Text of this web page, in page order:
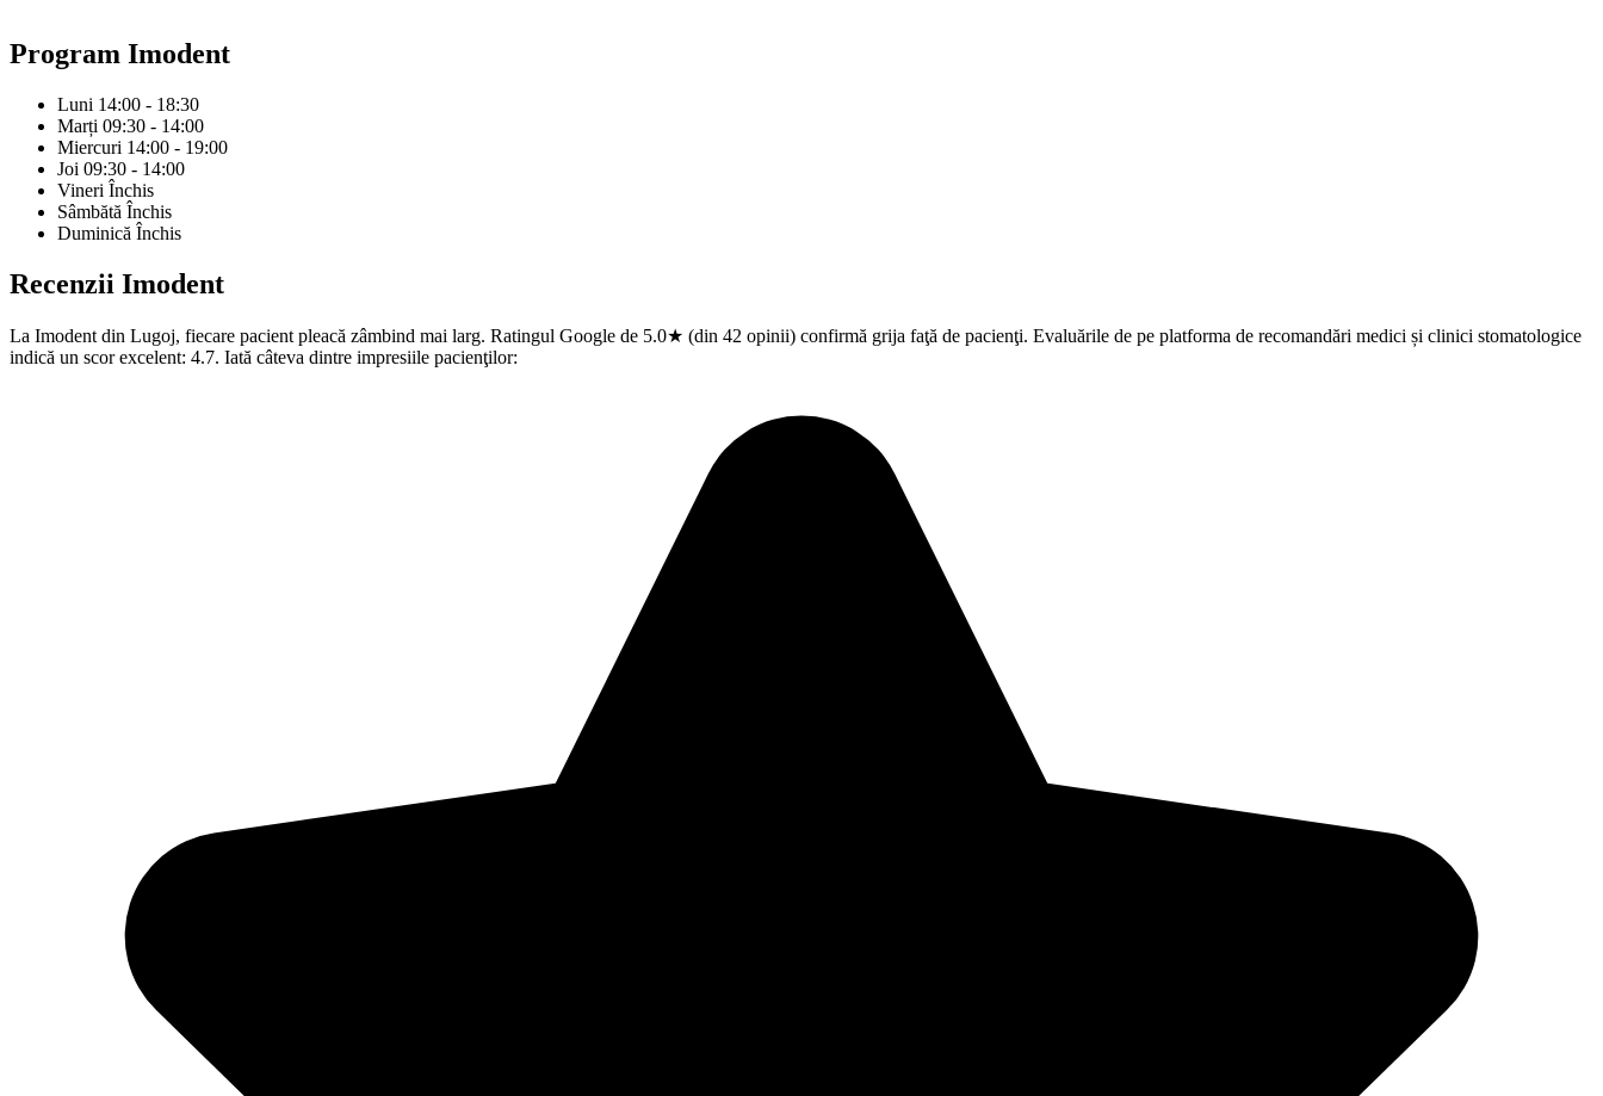
Program Imodent
Luni 14:00 - 18:30
Marți 09:30 - 14:00
Miercuri 14:00 - 19:00
Joi 09:30 - 14:00
Vineri Închis
Sâmbătă Închis
Duminică Închis
Recenzii Imodent
La Imodent din Lugoj, fiecare pacient pleacă zâmbind mai larg. Ratingul Google de 5.0★ (din 42 opinii) confirmă grija faţă de pacienţi. Evaluările de pe platforma de recomandări medici și clinici stomatologice
indică un scor excelent: 4.7. Iată câteva dintre impresiile pacienţilor: